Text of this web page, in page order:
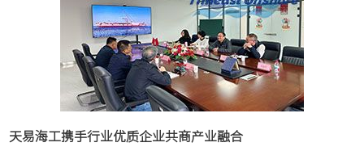
天易海工携手行业优质企业共商产业融合